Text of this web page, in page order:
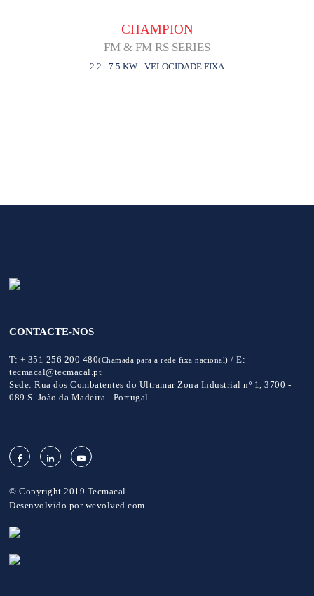
CHAMPION
FM & FM RS SERIES
2.2 - 7.5 KW - VELOCIDADE FIXA
CONTACTE-NOS
T: + 351 256 200 480(Chamada para a rede fixa nacional) /E:
tecmacal@tecmacal.pt
Sede: Rua dos Combatentes do Ultramar Zona Industrial nº 1, 3700 -
089 S. João da Madeira - Portugal
© Copyright 2019 Tecmacal
Desenvolvido por wevolved.com